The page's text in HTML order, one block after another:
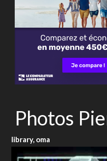
Photos
library, oma